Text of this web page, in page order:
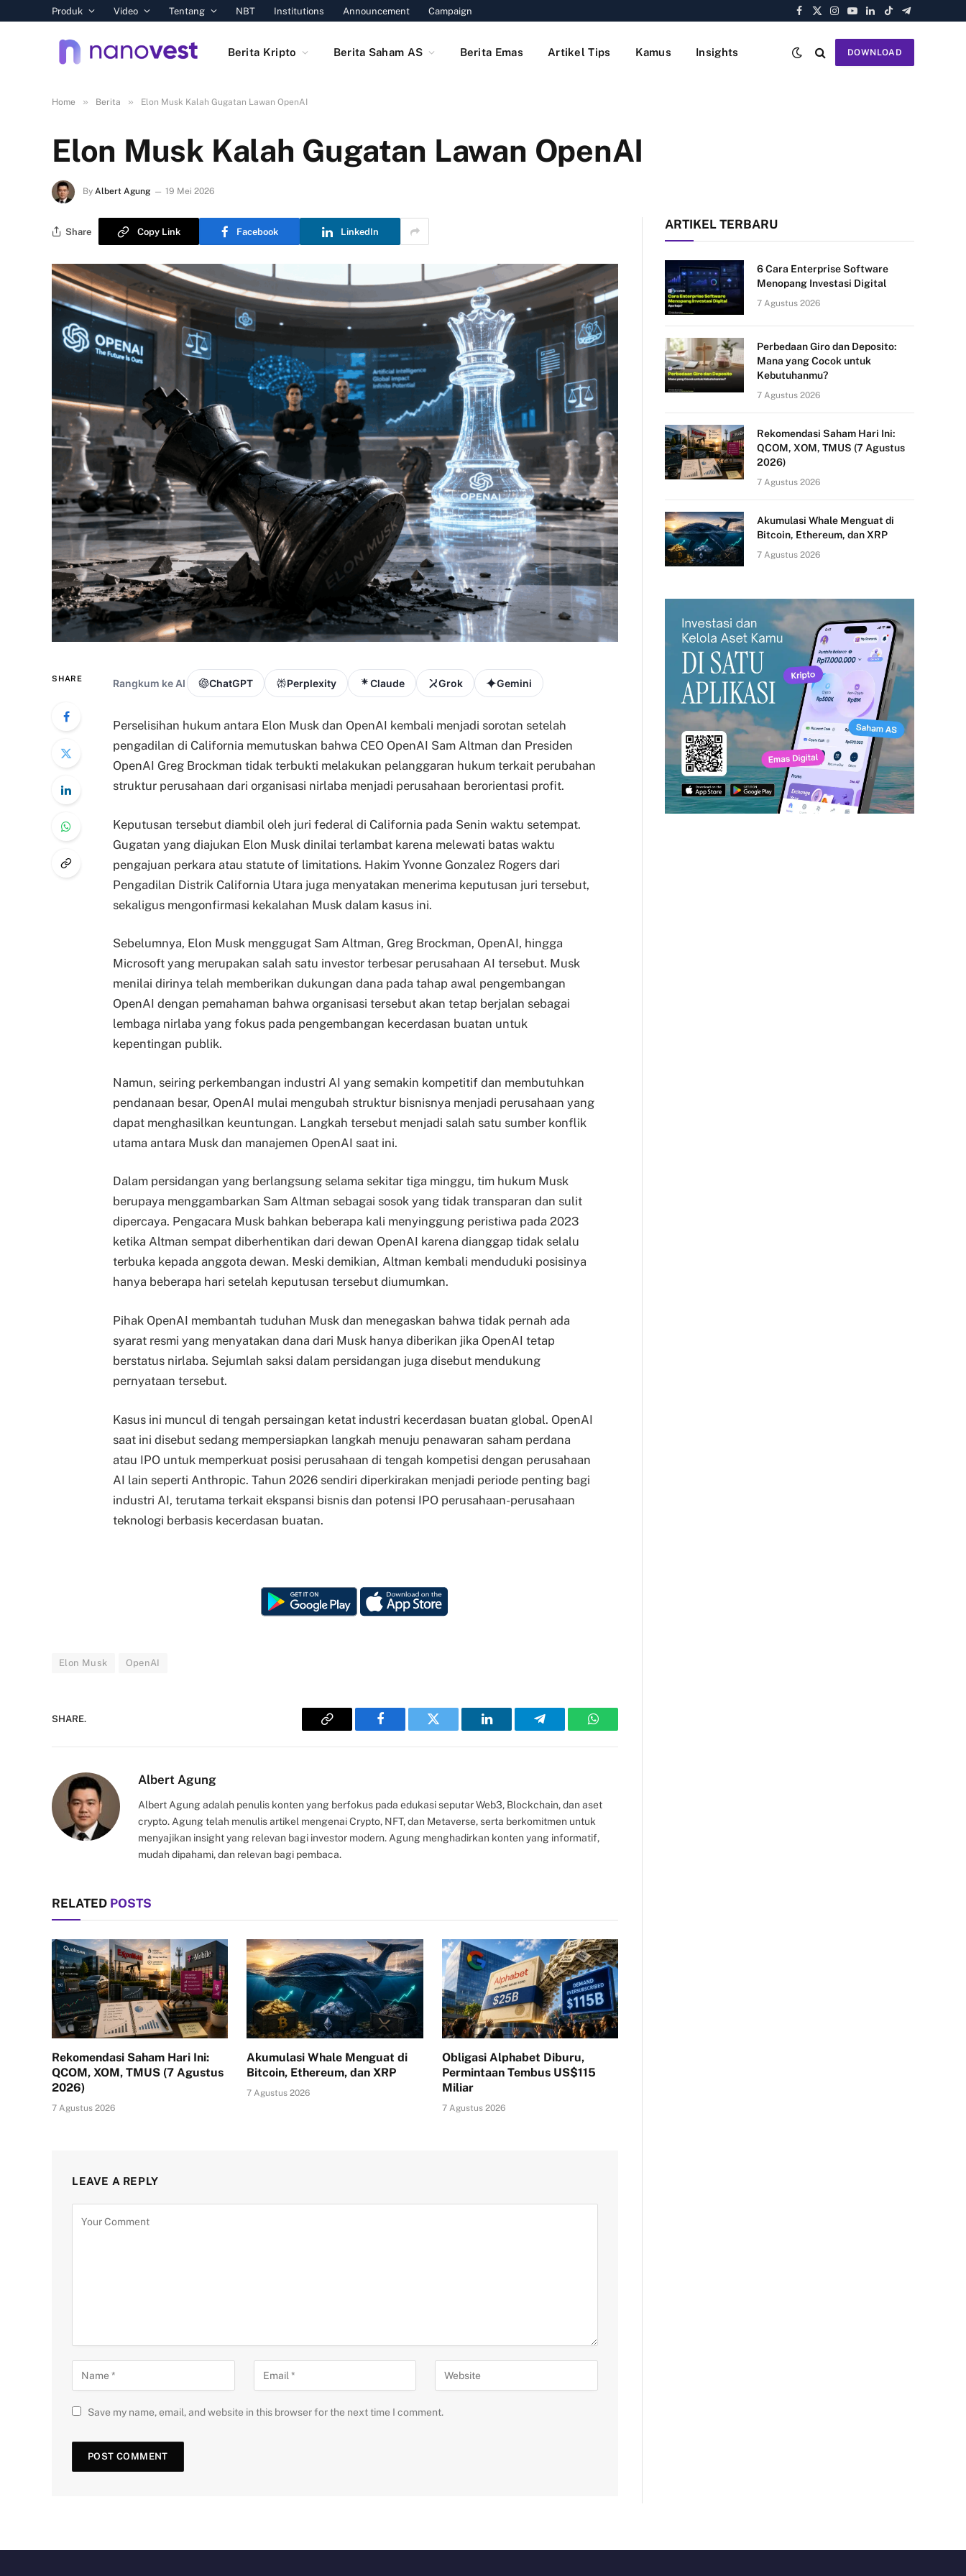
Produk Video Tentang NBT Institutions Announcement Campaign
Facebook
X
Instagram
YouTube
LinkedIn
TikTokTelegram
Berita Kripto Berita Saham AS Berita Emas Artikel Tips Kamus Insights DOWNLOAD
Home » Berita » Elon Musk Kalah Gugatan Lawan OpenAI
Elon Musk Kalah Gugatan Lawan OpenAI
By Albert Agung 19 Mei 2026
Share Copy Link Facebook LinkedIn
SHARE Rangkum ke AI ChatGPT Perplexity Claude Grok Gemini
Perselisihan hukum antara Elon Musk dan OpenAI kembali menjadi sorotan setelah
pengadilan di California memutuskan bahwa CEO OpenAI Sam Altman dan Presiden
OpenAI Greg Brockman tidak terbukti melakukan pelanggaran hukum terkait perubahan
struktur perusahaan dari organisasi nirlaba menjadi perusahaan berorientasi profit.
Keputusan tersebut diambil oleh juri federal di California pada Senin waktu setempat.
Gugatan yang diajukan Elon Musk dinilai terlambat karena melewati batas waktu
pengajuan perkara atau statute of limitations. Hakim Yvonne Gonzalez Rogers dari
Pengadilan Distrik California Utara juga menyatakan menerima keputusan juri tersebut,
sekaligus mengonfirmasi kekalahan Musk dalam kasus ini.
Sebelumnya, Elon Musk menggugat Sam Altman, Greg Brockman, OpenAI, hingga
Microsoft yang merupakan salah satu investor terbesar perusahaan AI tersebut. Musk
menilai dirinya telah memberikan dukungan dana pada tahap awal pengembangan
OpenAI dengan pemahaman bahwa organisasi tersebut akan tetap berjalan sebagai
lembaga nirlaba yang fokus pada pengembangan kecerdasan buatan untuk
kepentingan publik.
Namun, seiring perkembangan industri AI yang semakin kompetitif dan membutuhkan
pendanaan besar, OpenAI mulai mengubah struktur bisnisnya menjadi perusahaan yang
dapat menghasilkan keuntungan. Langkah tersebut menjadi salah satu sumber konflik
utama antara Musk dan manajemen OpenAI saat ini.
Dalam persidangan yang berlangsung selama sekitar tiga minggu, tim hukum Musk
berupaya menggambarkan Sam Altman sebagai sosok yang tidak transparan dan sulit
dipercaya. Pengacara Musk bahkan beberapa kali menyinggung peristiwa pada 2023
ketika Altman sempat diberhentikan dari dewan OpenAI karena dianggap tidak selalu
terbuka kepada anggota dewan. Meski demikian, Altman kembali menduduki posisinya
hanya beberapa hari setelah keputusan tersebut diumumkan.
Pihak OpenAI membantah tuduhan Musk dan menegaskan bahwa tidak pernah ada
syarat resmi yang menyatakan dana dari Musk hanya diberikan jika OpenAI tetap
berstatus nirlaba. Sejumlah saksi dalam persidangan juga disebut mendukung
pernyataan tersebut.
Kasus ini muncul di tengah persaingan ketat industri kecerdasan buatan global. OpenAI
saat ini disebut sedang mempersiapkan langkah menuju penawaran saham perdana
atau IPO untuk memperkuat posisi perusahaan di tengah kompetisi dengan perusahaan
AI lain seperti Anthropic. Tahun 2026 sendiri diperkirakan menjadi periode penting bagi
industri AI, terutama terkait ekspansi bisnis dan potensi IPO perusahaan-perusahaan
teknologi berbasis kecerdasan buatan.
Elon Musk OpenAI
SHARE.
Copy
Facebook Twitter LinkedIn Telegram WhatsApp
Albert Agung
Albert Agung adalah penulis konten yang berfokus pada edukasi seputar Web3, Blockchain, dan aset
crypto. Agung telah menulis artikel mengenai Crypto, NFT, dan Metaverse, serta berkomitmen untuk
menyajikan insight yang relevan bagi investor modern. Agung menghadirkan konten yang informatif,
mudah dipahami, dan relevan bagi pembaca.
RELATED POSTS
Rekomendasi Saham Hari Ini:
QCOM, XOM, TMUS (7 Agustus
2026)
7 Agustus 2026
Akumulasi Whale Menguat di
Bitcoin, Ethereum, dan XRP
7 Agustus 2026
Obligasi Alphabet Diburu,
Permintaan Tembus US$115
Miliar
7 Agustus 2026
LEAVE A REPLY
Save my name, email, and website in this browser for the next time I comment.
ARTIKEL TERBARU
6 Cara Enterprise Software
Menopang Investasi Digital
7 Agustus 2026
Perbedaan Giro dan Deposito:
Mana yang Cocok untuk
Kebutuhanmu?
7 Agustus 2026
Rekomendasi Saham Hari Ini:
QCOM, XOM, TMUS (7 Agustus
2026)
7 Agustus 2026
Akumulasi Whale Menguat di
Bitcoin, Ethereum, dan XRP
7 Agustus 2026